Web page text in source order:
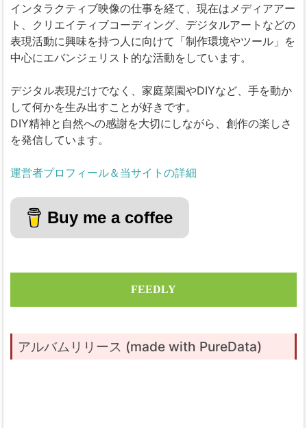
インタラクティブ映像の仕事を経て、現在はメディアアー
ト、クリエイティブコーディング、デジタルアートなどの
表現活動に興味を持つ人に向けて「制作環境やツール」を
中心にエバンジェリスト的な活動をしています。
デジタル表現だけでなく、家庭菜園やDIYなど、手を動か
して何かを生み出すことが好きです。
DIY精神と自然への感謝を大切にしながら、創作の楽しさ
を発信しています。
運営者プロフィール＆当サイトの詳細
Buy me a coffee
FEEDLY
アルバムリリース (made with PureData)